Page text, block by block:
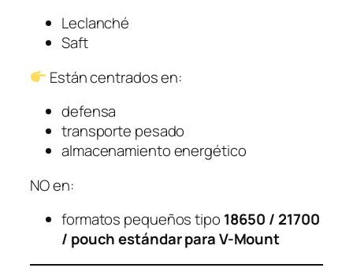
Leclanché
Saft
Están centrados en:
defensa
transporte pesado
almacenamiento energético
NO en:
formatos pequeños tipo 18650 / 21700
/ pouch estándar para V-Mount